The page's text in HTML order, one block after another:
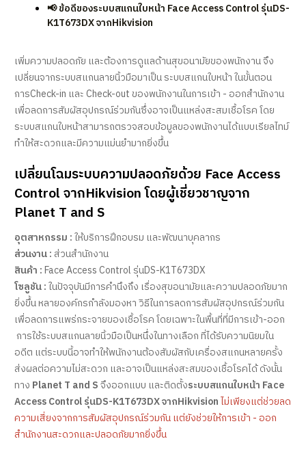
📢 ข้อดีของระบบสแกนใบหน้า Face Access Control รุ่นDS-
K1T673DX จากHikvision
เพิ่มความปลอดภัย และต้องการดูแลด้านสุขอนามัยของพนักงาน จึง
เปลี่ยนจากระบบสแกนลายนิ้วมือมาเป็น ระบบสแกนใบหน้า ในขั้นตอน
การCheck-in และ Check-out ของพนักงานในการเข้า - ออกสำนักงาน
เพื่อลดการสัมผัสอุปกรณ์ร่วมกันซึ่งอาจเป็นแหล่งสะสมเชื้อโรค โดย
ระบบสแกนใบหน้าสามารถตรวจสอบข้อมูลของพนักงานได้แบบเรียลไทม์
ทำให้สะดวกและมีความแม่นยำมากยิ่งขึ้น
เปลี่ยนโฉมระบบความปลอดภัยด้วย Face Access
Control จากHikvision โดยผู้เชี่ยวชาญจาก
Planet T and S
อุตสาหกรรม :ให้บริการฝึกอบรม และพัฒนาบุคลากร
ส่วนงาน : ส่วนสำนักงาน
สินค้า :Face Access Control รุ่นDS-K1T673DX
โซลูชัน :ในปัจจุบันมีการคำนึงถึง เรื่องสุขอนามัยและความปลอดภัยมาก
ยิ่งขึ้น หลายองค์กรกำลังมองหา วิธีในการลดการสัมผัสอุปกรณ์ร่วมกัน
เพื่อลดการแพร่กระจายของเชื้อโรค โดยเฉพาะในพื้นที่ที่มีการเข้า-ออก
การใช้ระบบสแกนลายนิ้วมือเป็นหนึ่งในทางเลือก ที่ได้รับความนิยมใน
อดีต แต่ระบบนี้อาจทำให้พนักงานต้องสัมผัสกับเครื่องสแกนหลายครั้ง
ส่งผลต่อความไม่สะดวก และอาจเป็นแหล่งสะสมของเชื้อโรคได้ ดังนั้น
ทาง Planet T and Sจึงออกแบบ และติดตั้งระบบสแกนใบหน้า Face
Access Control รุ่นDS-K1T673DX จากHikvisionไม่เพียงแต่ช่วยลด
ความเสี่ยงจากการสัมผัสอุปกรณ์ร่วมกัน แต่ยังช่วยให้การเข้า - ออก
สำนักงานสะดวกและปลอดภัยมากยิ่งขึ้น